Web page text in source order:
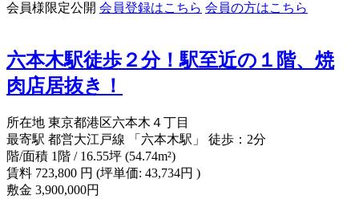
会員様限定公開 会員登録はこちら 会員の方はこちら
六本木駅徒歩２分！駅至近の１階、焼
肉店居抜き！
所在地 東京都港区六本木４丁目
最寄駅 都営大江戸線 「六本木駅」 徒歩：2分
階/面積 1階 / 16.55坪 (54.74m²)
賃料 723,800 円 (坪単価: 43,734円 )
敷金 3,900,000円